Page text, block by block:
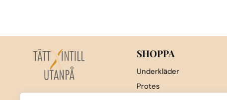
har
flera
varianter.
SHOPPA
Underkläder
Protes